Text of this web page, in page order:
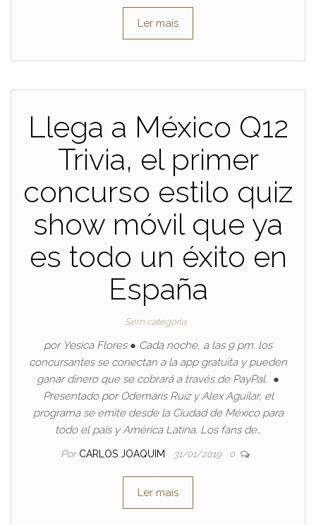
Ler mais
Llega a México Q12
Trivia, el primer
concurso estilo quiz
show móvil que ya
es todo un éxito en
España
Sem categoria
por Yesica Flores ● Cada noche, a las 9 pm. los
concursantes se conectan a la app gratuita y pueden
ganar dinero que se cobrará a través de PayPal. ●
Presentado por Odemaris Ruíz y Alex Aguilar, el
programa se emite desde la Ciudad de México para
todo el país y América Latina. Los fans de…
Por CARLOS JOAQUIM 31/01/2019 0
Ler mais